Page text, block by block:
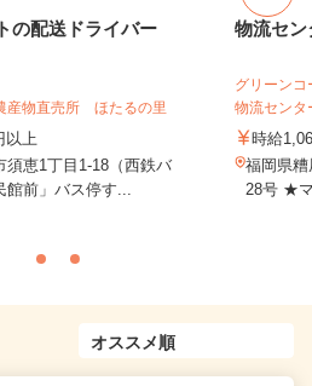
の配送ドライバー
物直売所 ほたるの里
以上
須恵1丁目1-18（西鉄バ
館前」バス停す...
物流セン
グリーン
物流センタ
時給
福岡県糟
28号 ★